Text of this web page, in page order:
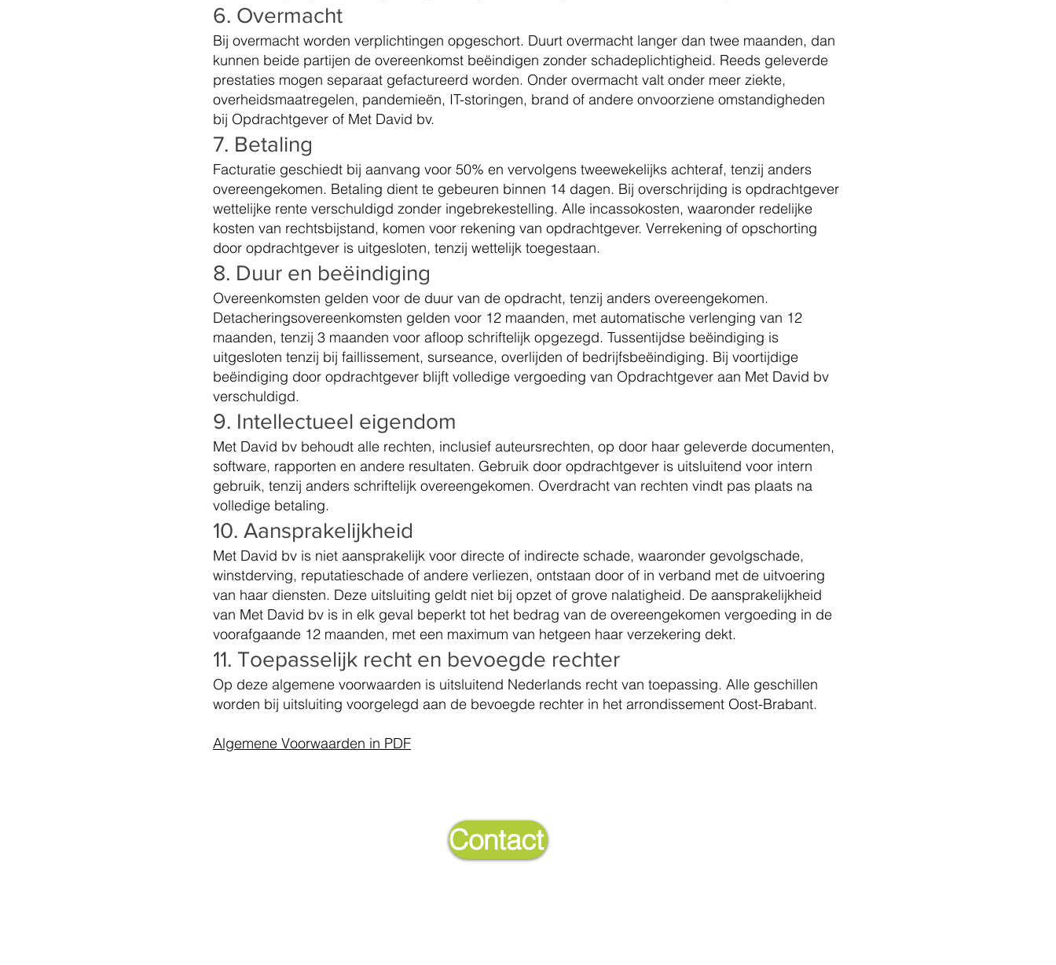
6. Overmacht
Bij overmacht worden verplichtingen opgeschort. Duurt overmacht langer dan twee maanden, dan
kunnen beide partijen de overeenkomst beëindigen zonder schadeplichtigheid. Reeds geleverde
prestaties mogen separaat gefactureerd worden. Onder overmacht valt onder meer ziekte,
overheidsmaatregelen, pandemieën, IT-storingen, brand of andere onvoorziene omstandigheden
bij Opdrachtgever of Met David bv.
7. Betaling
Facturatie geschiedt bij aanvang voor 50% en vervolgens tweewekelijks achteraf, tenzij anders
overeengekomen. Betaling dient te gebeuren binnen 14 dagen. Bij overschrijding is opdrachtgever
wettelijke rente verschuldigd zonder ingebrekestelling. Alle incassokosten, waaronder redelijke
kosten van rechtsbijstand, komen voor rekening van opdrachtgever. Verrekening of opschorting
door opdrachtgever is uitgesloten, tenzij wettelijk toegestaan.
8. Duur en beëindiging
Overeenkomsten gelden voor de duur van de opdracht, tenzij anders overeengekomen.
Detacheringsovereenkomsten gelden voor 12 maanden, met automatische verlenging van 12
maanden, tenzij 3 maanden voor afloop schriftelijk opgezegd. Tussentijdse beëindiging is
uitgesloten tenzij bij faillissement, surseance, overlijden of bedrijfsbeëindiging. Bij voortijdige
beëindiging door opdrachtgever blijft volledige vergoeding van Opdrachtgever aan Met David bv
verschuldigd.
9. Intellectueel eigendom
Met David bv behoudt alle rechten, inclusief auteursrechten, op door haar geleverde documenten,
software, rapporten en andere resultaten. Gebruik door opdrachtgever is uitsluitend voor intern
gebruik, tenzij anders schriftelijk overeengekomen. Overdracht van rechten vindt pas plaats na
volledige betaling.
10. Aansprakelijkheid
Met David bv is niet aansprakelijk voor directe of indirecte schade, waaronder gevolgschade,
winstderving, reputatieschade of andere verliezen, ontstaan door of in verband met de uitvoering
van haar diensten. Deze uitsluiting geldt niet bij opzet of grove nalatigheid. De aansprakelijkheid
van Met David bv is in elk geval beperkt tot het bedrag van de overeengekomen vergoeding in de
voorafgaande 12 maanden, met een maximum van hetgeen haar verzekering dekt.
11. Toepasselijk recht en bevoegde rechter
Op deze algemene voorwaarden is uitsluitend Nederlands recht van toepassing. Alle geschillen
worden bij uitsluiting voorgelegd aan de bevoegde rechter in het arrondissement Oost-Brabant.
Algemene Voorwaarden in PDF
Contact